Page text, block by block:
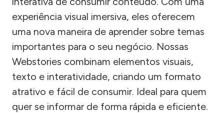
experiência visual imersiva, eles oferecem
uma nova maneira de aprender sobre temas
importantes para o seu negócio. Nossas
Webstories combinam elementos visuais,
texto e interatividade, criando um formato
atrativo e fácil de consumir. Ideal para quem
quer se informar de forma rápida e eficiente.